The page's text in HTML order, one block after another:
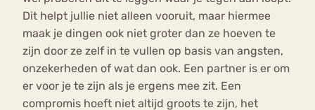
Dit helpt jullie niet alleen vooruit, maar hiermee
maak je dingen ook niet groter dan ze hoeven te
zijn door ze zelf in te vullen op basis van angsten,
onzekerheden of wat dan ook. Een partner is er om
er voor je te zijn als je ergens mee zit. Een
compromis hoeft niet altijd groots te zijn, het